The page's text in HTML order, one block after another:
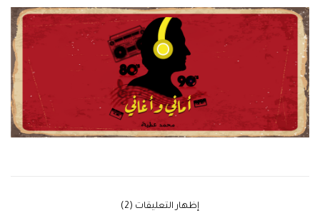
‫إظهار التعليقات (2)